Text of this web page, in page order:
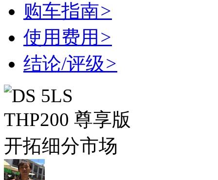
购车指南>
使用费用 >
结论/评级>